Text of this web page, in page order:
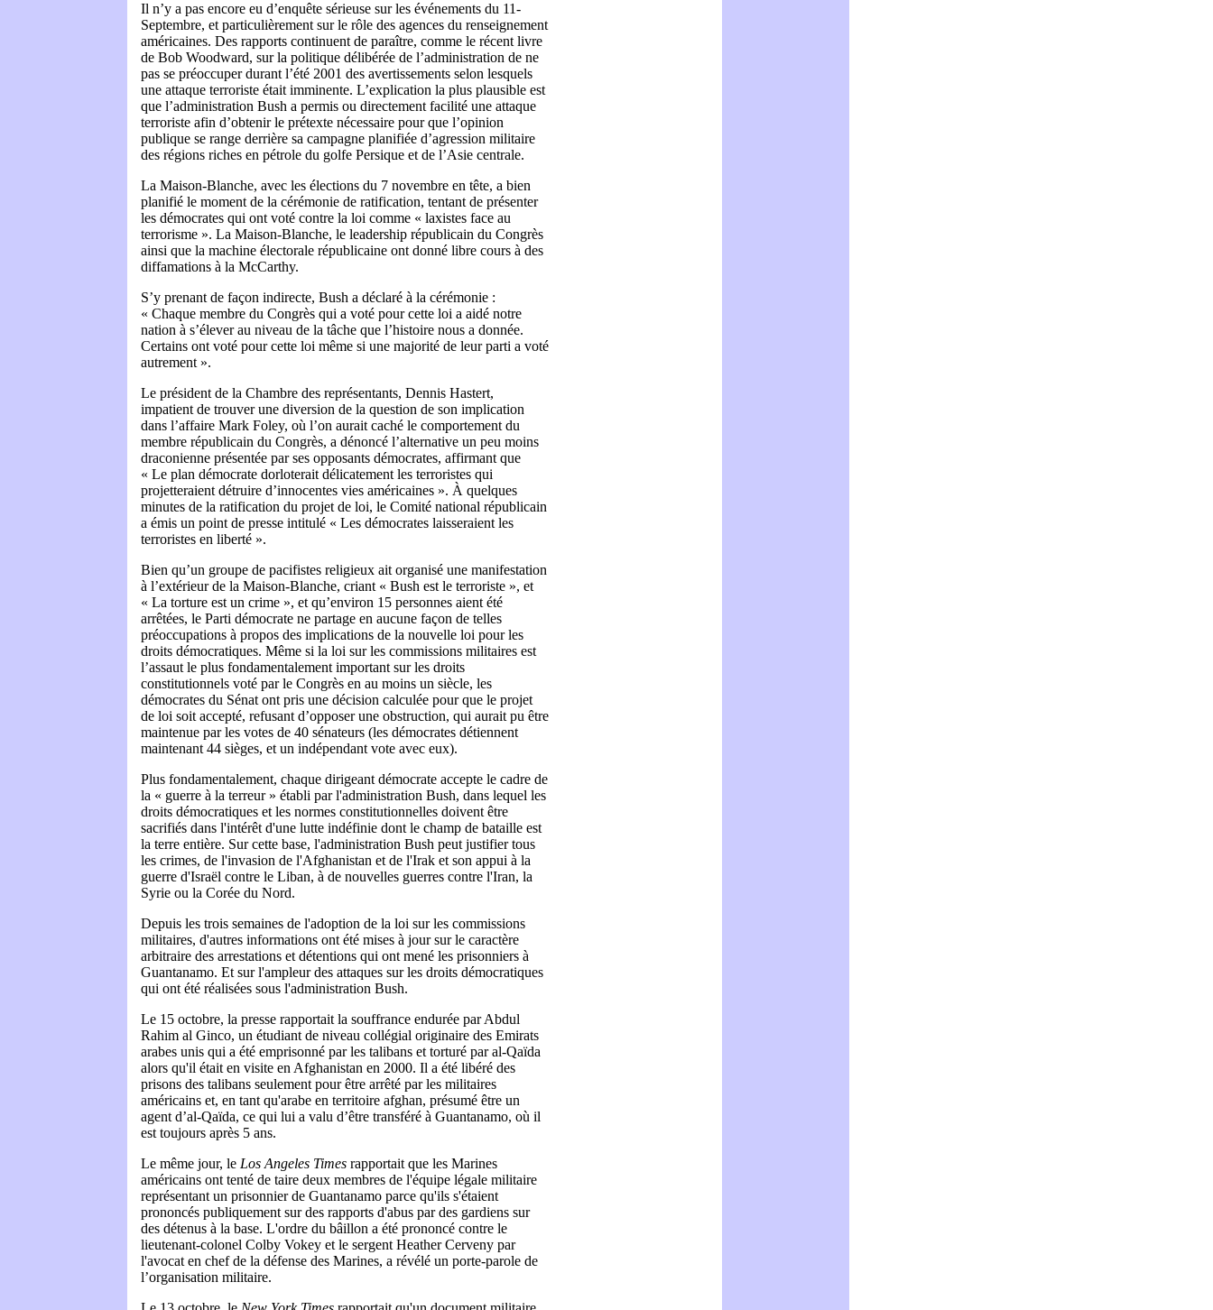
Il n’y a pas encore eu d’enquête sérieuse sur les événements du 11-
Septembre, et particulièrement sur le rôle des agences du renseignement
américaines. Des rapports continuent de paraître, comme le récent livre
de Bob Woodward, sur la politique délibérée de l’administration de ne
pas se préoccuper durant l’été 2001 des avertissements selon lesquels
une attaque terroriste était imminente. L’explication la plus plausible est
que l’administration Bush a permis ou directement facilité une attaque
terroriste afin d’obtenir le prétexte nécessaire pour que l’opinion
publique se range derrière sa campagne planifiée d’agression militaire
des régions riches en pétrole du golfe Persique et de l’Asie centrale.
La Maison-Blanche, avec les élections du 7 novembre en tête, a bien
planifié le moment de la cérémonie de ratification, tentant de présenter
les démocrates qui ont voté contre la loi comme « laxistes face au
terrorisme ». La Maison-Blanche, le leadership républicain du Congrès
ainsi que la machine électorale républicaine ont donné libre cours à des
diffamations à la McCarthy.
S’y prenant de façon indirecte, Bush a déclaré à la cérémonie :
« Chaque membre du Congrès qui a voté pour cette loi a aidé notre
nation à s’élever au niveau de la tâche que l’histoire nous a donnée.
Certains ont voté pour cette loi même si une majorité de leur parti a voté
autrement ».
Le président de la Chambre des représentants, Dennis Hastert,
impatient de trouver une diversion de la question de son implication
dans l’affaire Mark Foley, où l’on aurait caché le comportement du
membre républicain du Congrès, a dénoncé l’alternative un peu moins
draconienne présentée par ses opposants démocrates, affirmant que
« Le plan démocrate dorloterait délicatement les terroristes qui
projetteraient détruire d’innocentes vies américaines ». À quelques
minutes de la ratification du projet de loi, le Comité national républicain
a émis un point de presse intitulé « Les démocrates laisseraient les
terroristes en liberté ».
Bien qu’un groupe de pacifistes religieux ait organisé une manifestation
à l’extérieur de la Maison-Blanche, criant « Bush est le terroriste », et
« La torture est un crime », et qu’environ 15 personnes aient été
arrêtées, le Parti démocrate ne partage en aucune façon de telles
préoccupations à propos des implications de la nouvelle loi pour les
droits démocratiques. Même si la loi sur les commissions militaires est
l’assaut le plus fondamentalement important sur les droits
constitutionnels voté par le Congrès en au moins un siècle, les
démocrates du Sénat ont pris une décision calculée pour que le projet
de loi soit accepté, refusant d’opposer une obstruction, qui aurait pu être
maintenue par les votes de 40 sénateurs (les démocrates détiennent
maintenant 44 sièges, et un indépendant vote avec eux).
Plus fondamentalement, chaque dirigeant démocrate accepte le cadre de
la « guerre à la terreur » établi par l'administration Bush, dans lequel les
droits démocratiques et les normes constitutionnelles doivent être
sacrifiés dans l'intérêt d'une lutte indéfinie dont le champ de bataille est
la terre entière. Sur cette base, l'administration Bush peut justifier tous
les crimes, de l'invasion de l'Afghanistan et de l'Irak et son appui à la
guerre d'Israël contre le Liban, à de nouvelles guerres contre l'Iran, la
Syrie ou la Corée du Nord.
Depuis les trois semaines de l'adoption de la loi sur les commissions
militaires, d'autres informations ont été mises à jour sur le caractère
arbitraire des arrestations et détentions qui ont mené les prisonniers à
Guantanamo. Et sur l'ampleur des attaques sur les droits démocratiques
qui ont été réalisées sous l'administration Bush.
Le 15 octobre, la presse rapportait la souffrance endurée par Abdul
Rahim al Ginco, un étudiant de niveau collégial originaire des Emirats
arabes unis qui a été emprisonné par les talibans et torturé par al-Qaïda
alors qu'il était en visite en Afghanistan en 2000. Il a été libéré des
prisons des talibans seulement pour être arrêté par les militaires
américains et, en tant qu'arabe en territoire afghan, présumé être un
agent d’al-Qaïda, ce qui lui a valu d’être transféré à Guantanamo, où il
est toujours après 5 ans.
Le même jour, le Los Angeles Times rapportait que les Marines
américains ont tenté de taire deux membres de l'équipe légale militaire
représentant un prisonnier de Guantanamo parce qu'ils s'étaient
prononcés publiquement sur des rapports d'abus par des gardiens sur
des détenus à la base. L'ordre du bâillon a été prononcé contre le
lieutenant-colonel Colby Vokey et le sergent Heather Cerveny par
l'avocat en chef de la défense des Marines, a révélé un porte-parole de
l’organisation militaire.